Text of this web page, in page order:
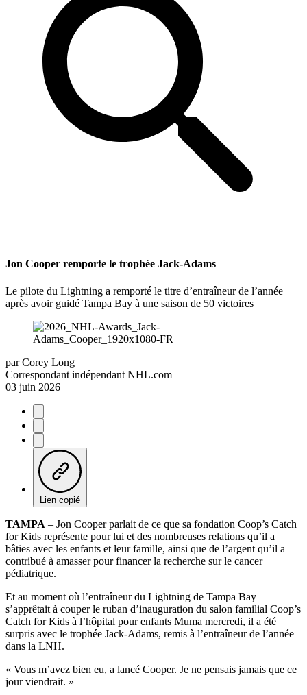
Jon Cooper remporte le trophée Jack-Adams
Le pilote du Lightning a remporté le titre d’entraîneur de l’année
après avoir guidé Tampa Bay à une saison de 50 victoires
par Corey Long
Correspondant indépendant NHL.com
03 juin 2026
Lien copié
TAMPA – Jon Cooper parlait de ce que sa fondation Coop’s Catch
for Kids représente pour lui et des nombreuses relations qu’il a
bâties avec les enfants et leur famille, ainsi que de l’argent qu’il a
contribué à amasser pour financer la recherche sur le cancer
pédiatrique.
Et au moment où l’entraîneur du Lightning de Tampa Bay
s’apprêtait à couper le ruban d’inauguration du salon familial Coop’s
Catch for Kids à l’hôpital pour enfants Muma mercredi, il a été
surpris avec le trophée Jack-Adams, remis à l’entraîneur de l’année
dans la LNH.
« Vous m’avez bien eu, a lancé Cooper. Je ne pensais jamais que ce
jour viendrait. »